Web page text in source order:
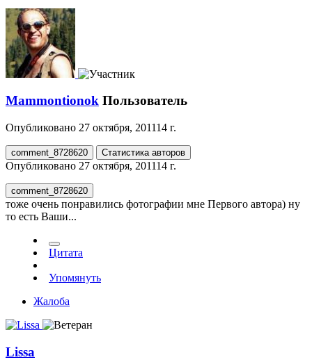
Mammontionok Пользователь
Опубликовано 27 октября, 201114 г.
comment_8728620 Статистика авторов
Опубликовано 27 октября, 201114 г.
comment_8728620
тоже очень понравились фотографии мне Первого автора) ну
то есть Ваши...
Цитата
Упомянуть
Жалоба
Lissa